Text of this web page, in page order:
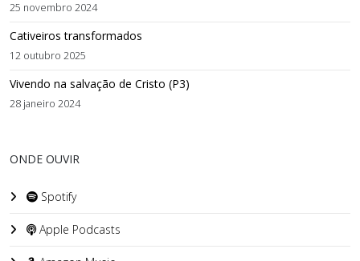
25 novembro 2024
Cativeiros transformados
12 outubro 2025
Vivendo na salvação de Cristo (P3)
28 janeiro 2024
ONDE OUVIR
Spotify
Apple Podcasts